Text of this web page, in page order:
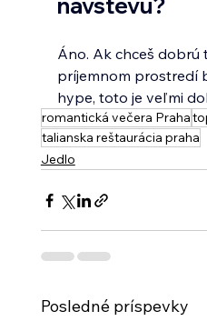
návštevu?
Áno. Ak chceš dobrú
príjemnom prostredí
hype, toto je veľmi
romantická večera Praha
talianska reštaurácia praha
Jedlo
Posledné príspevky